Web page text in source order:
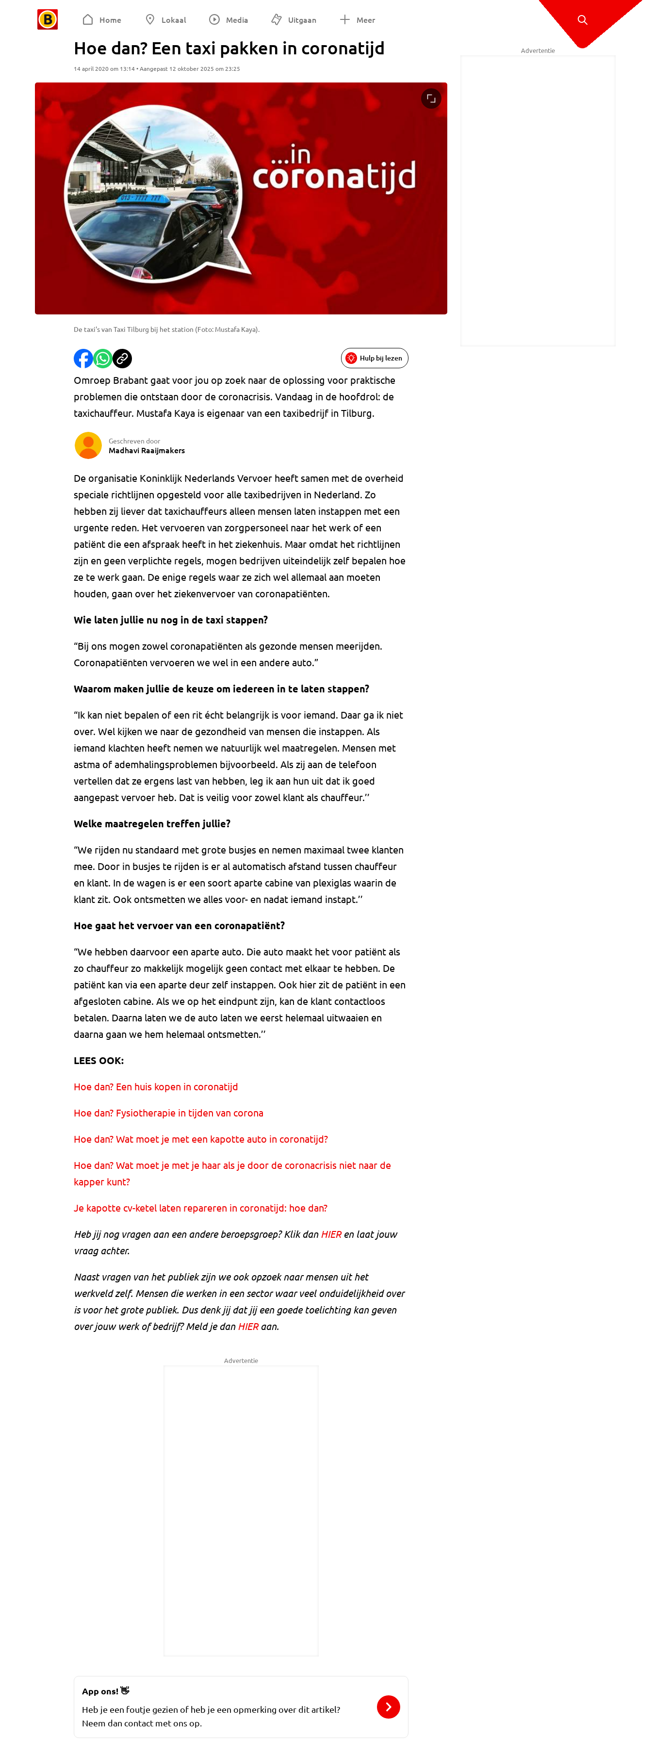
Home Lokaal Media Uitgaan Meer
Hoe dan? Een taxi pakken in coronatijd
14 april 2020 om 13:14 • Aangepast 12 oktober 2025 om 23:25
De taxi's van Taxi Tilburg bij het station (Foto: Mustafa Kaya).
Hulp bij lezen
Omroep Brabant gaat voor jou op zoek naar de oplossing voor praktische
problemen die ontstaan door de coronacrisis. Vandaag in de hoofdrol: de
taxichauffeur. Mustafa Kaya is eigenaar van een taxibedrijf in Tilburg.
Geschreven door
Madhavi Raaijmakers
De organisatie Koninklijk Nederlands Vervoer heeft samen met de overheid
speciale richtlijnen opgesteld voor alle taxibedrijven in Nederland. Zo
hebben zij liever dat taxichauffeurs alleen mensen laten instappen met een
urgente reden. Het vervoeren van zorgpersoneel naar het werk of een
patiënt die een afspraak heeft in het ziekenhuis. Maar omdat het richtlijnen
zijn en geen verplichte regels, mogen bedrijven uiteindelijk zelf bepalen hoe
ze te werk gaan. De enige regels waar ze zich wel allemaal aan moeten
houden, gaan over het ziekenvervoer van coronapatiënten.
Wie laten jullie nu nog in de taxi stappen?
“Bij ons mogen zowel coronapatiënten als gezonde mensen meerijden.
Coronapatiënten vervoeren we wel in een andere auto.”
Waarom maken jullie de keuze om iedereen in te laten stappen?
“Ik kan niet bepalen of een rit écht belangrijk is voor iemand. Daar ga ik niet
over. Wel kijken we naar de gezondheid van mensen die instappen. Als
iemand klachten heeft nemen we natuurlijk wel maatregelen. Mensen met
astma of ademhalingsproblemen bijvoorbeeld. Als zij aan de telefoon
vertellen dat ze ergens last van hebben, leg ik aan hun uit dat ik goed
aangepast vervoer heb. Dat is veilig voor zowel klant als chauffeur.’’
Welke maatregelen treffen jullie?
“We rijden nu standaard met grote busjes en nemen maximaal twee klanten
mee. Door in busjes te rijden is er al automatisch afstand tussen chauffeur
en klant. In de wagen is er een soort aparte cabine van plexiglas waarin de
klant zit. Ook ontsmetten we alles voor- en nadat iemand instapt.’’
Hoe gaat het vervoer van een coronapatiënt?
“We hebben daarvoor een aparte auto. Die auto maakt het voor patiënt als
zo chauffeur zo makkelijk mogelijk geen contact met elkaar te hebben. De
patiënt kan via een aparte deur zelf instappen. Ook hier zit de patiënt in een
afgesloten cabine. Als we op het eindpunt zijn, kan de klant contactloos
betalen. Daarna laten we de auto laten we eerst helemaal uitwaaien en
daarna gaan we hem helemaal ontsmetten.’’
LEES OOK:
Hoe dan? Een huis kopen in coronatijd
Hoe dan? Fysiotherapie in tijden van corona
Hoe dan? Wat moet je met een kapotte auto in coronatijd?
Hoe dan? Wat moet je met je haar als je door de coronacrisis niet naar de
kapper kunt?
Je kapotte cv-ketel laten repareren in coronatijd: hoe dan?
Heb jij nog vragen aan een andere beroepsgroep? Klik dan HIERen laat jouw
vraag achter.
Naast vragen van het publiek zijn we ook opzoek naar mensen uit het
werkveld zelf. Mensen die werken in een sector waar veel onduidelijkheid over
is voor het grote publiek. Dus denk jij dat jij een goede toelichting kan geven
over jouw werk of bedrijf? Meld je dan HIERaan.
Advertentie
Advertentie
App ons!👋
Heb je een foutje gezien of heb je een opmerking over dit artikel?
Neem dan contact met ons op.